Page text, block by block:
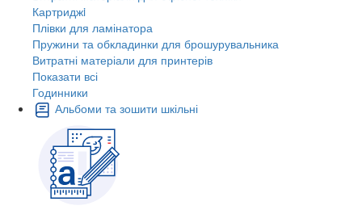
Картриджi
Плівки для ламінатора
Пружини та обкладинки для брошурувальника
Витратні матеріали для принтерів
Показати всі
Годинники
Альбоми та зошити шкільні